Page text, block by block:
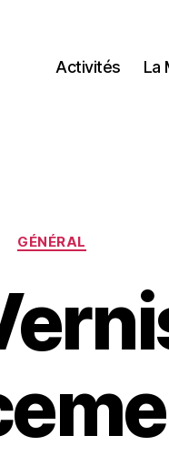
Activités La
Catégories
GÉNÉRAL